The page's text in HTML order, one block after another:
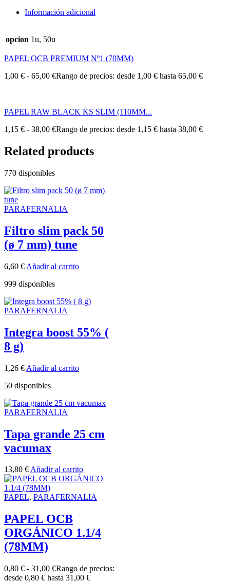
Información adicional
opcion 1u, 50u
PAPEL OCB PREMIUM Nº1 (70MM)
1,00 € - 65,00 €Rango de precios: desde 1,00 € hasta 65,00 €
PAPEL RAW BLACK KS SLIM (110MM...
1,15 € - 38,00 €Rango de precios: desde 1,15 € hasta 38,00 €
Related products
770 disponibles
PARAFERNALIA
Filtro slim pack 50
(ø 7 mm) tune
6,60 € Añadir al carrito
999 disponibles
PARAFERNALIA
Integra boost 55% (
8 g)
1,26 € Añadir al carrito
50 disponibles
PARAFERNALIA
Tapa grande 25 cm
vacumax
13,80 €Añadir al carrito
PAPEL, PARAFERNALIA
PAPEL OCB
ORGÁNICO 1.1/4
(78MM)
0,80 € - 31,00 €Rango de precios:
desde 0,80 € hasta 31,00 €